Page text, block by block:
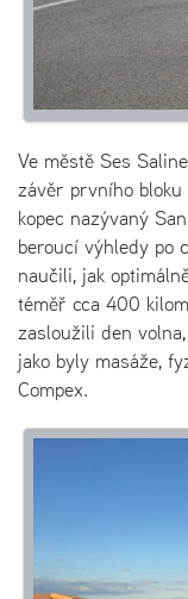
Ve městě Ses
závěr prvního
kopec nazývaný
beroucí výhledy po
naučili, jak
téměř cca 400
zasloužili den
jako byly masáže,
Compex.